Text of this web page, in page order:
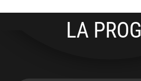
LA PROG